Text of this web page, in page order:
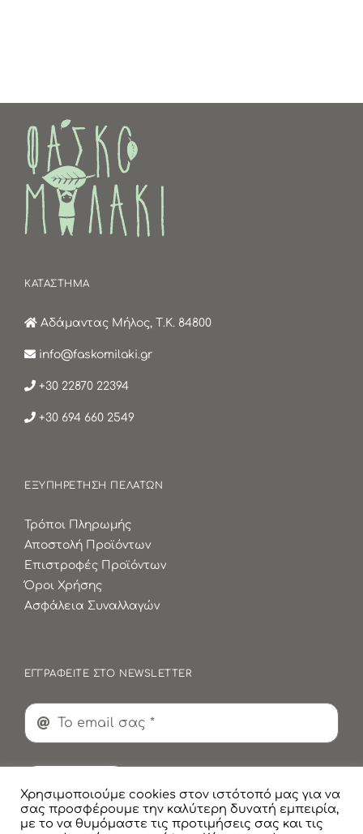
ΚΑΤΑΣΤΗΜΑ
Αδάμαντας Μήλος, Τ.Κ. 84800
info@faskomilaki.gr
+30 22870 22394
+30 694 660 2549
ΕΞΥΠΗΡΕΤΗΣΗ ΠΕΛΑΤΩΝ
Τρόποι Πληρωμής
Αποστολή Προϊόντων
Επιστροφές Προϊόντων
Όροι Χρήσης
Ασφάλεια Συναλλαγών
ΕΓΓΡΑΦΕΙΤΕ ΣΤΟ NEWSLETTER
Χρησιμοποιούμε cookies στον ιστότοπό μας για να
σας προσφέρουμε την καλύτερη δυνατή εμπειρία,
με το να θυμόμαστε τις προτιμήσεις σας και τις